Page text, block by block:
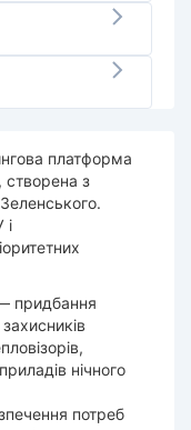
платформа
створена з
і
придбання
нічного
потреб